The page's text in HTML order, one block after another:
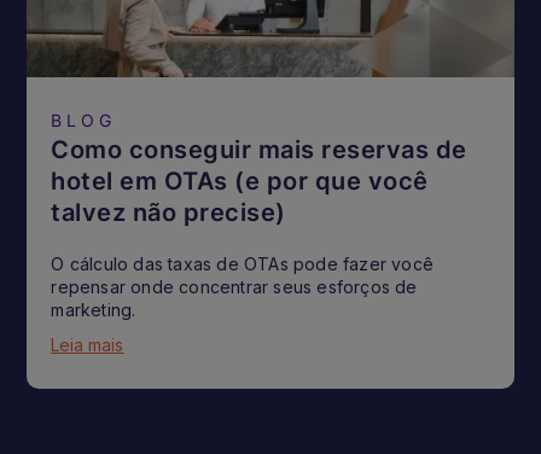
BLOG
Como conseguir mais reservas de
hotel em OTAs (e por que você
talvez não precise)
O cálculo das taxas de OTAs pode fazer você
repensar onde concentrar seus esforços de
marketing.
Leia mais